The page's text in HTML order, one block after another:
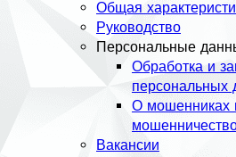
Общая
Руководство
Персональные
Обработка и
персональных
О мошенниках
Вакансии